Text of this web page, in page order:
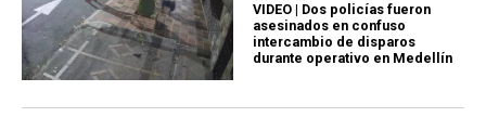
VIDEO | Dos policías fueron
asesinados en confuso
intercambio de disparos
durante operativo en Medellín